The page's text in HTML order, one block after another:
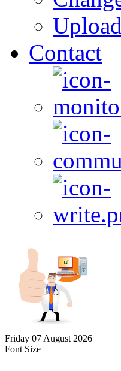
Contact
Friday 07 August 2026
Font Size